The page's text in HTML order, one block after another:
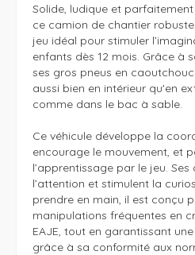
Solide, ludique et
ce camion de chantier
jeu idéal pour stimuler
enfants dès 12 mois. Grâce à
ses gros pneus en
aussi bien en intérieur qu'en
comme dans le bac à sable.
Ce véhicule développe la
encourage le mouvement, et
l’apprentissage par le jeu.
l’attention et stimulent la
prendre en main, il est conçu
manipulations fréquentes en
EAJE, tout en garantissant
grâce à sa conformité aux